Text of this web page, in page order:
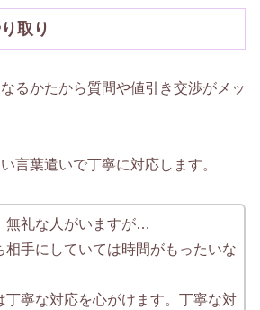
取り
るかたから質問や値引き交渉がメッ
言葉遣いで丁寧に対応します。
無礼な人がいますが…
相手にしていては時間がもったいな
丁寧な対応を心がけます。丁寧な対